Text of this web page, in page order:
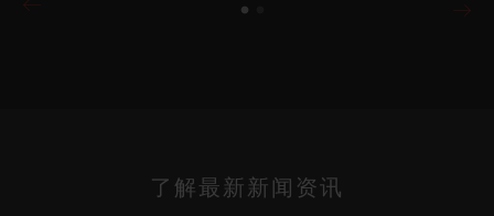
了解最新新闻资讯